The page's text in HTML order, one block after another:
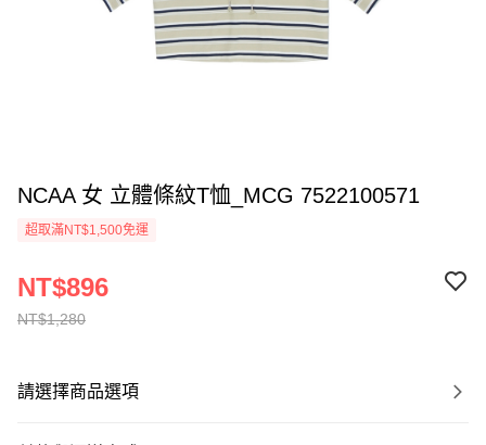
NCAA 女 立體條紋T恤_MCG 7522100571
超取滿NT$1,500免運
NT$1,280
NT$896
請選擇商品選項